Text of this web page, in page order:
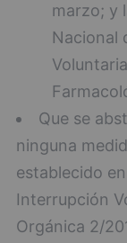
marzo; y
Nacional
Que se
ninguna
establecido
Interrupción
Orgánica 2/